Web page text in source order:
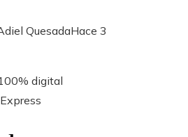
QuesadaHace 3